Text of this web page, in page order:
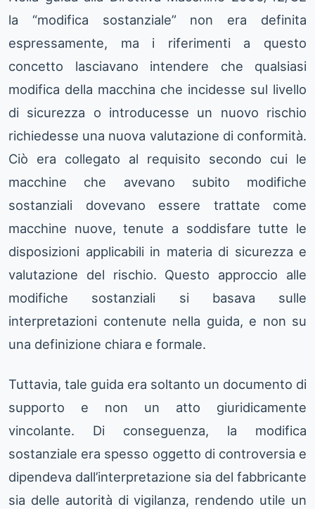
la “modifica sostanziale” non era definita
espressamente, ma i riferimenti a questo
concetto lasciavano intendere che qualsiasi
modifica della macchina che incidesse sul livello
di sicurezza o introducesse un nuovo rischio
richiedesse una nuova valutazione di conformità.
Ciò era collegato al requisito secondo cui le
macchine che avevano subito modifiche
sostanziali dovevano essere trattate come
macchine nuove, tenute a soddisfare tutte le
disposizioni applicabili in materia di sicurezza e
valutazione del rischio. Questo approccio alle
modifiche sostanziali si basava sulle
interpretazioni contenute nella guida, e non su
una definizione chiara e formale.
Tuttavia, tale guida era soltanto un documento di
supporto e non un atto giuridicamente
vincolante. Di conseguenza, la modifica
sostanziale era spesso oggetto di controversia e
dipendeva dall’interpretazione sia del fabbricante
sia delle autorità di vigilanza, rendendo utile un